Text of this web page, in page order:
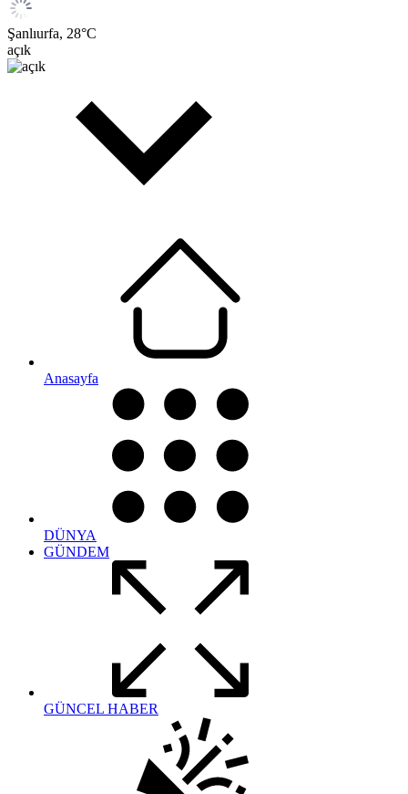
Şanlıurfa, 28°C
açık
Anasayfa
DÜNYA
GÜNDEM
GÜNCEL HABER